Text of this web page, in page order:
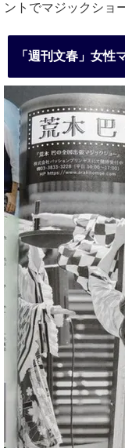
ントでマジックショ
「週刊文春」女性